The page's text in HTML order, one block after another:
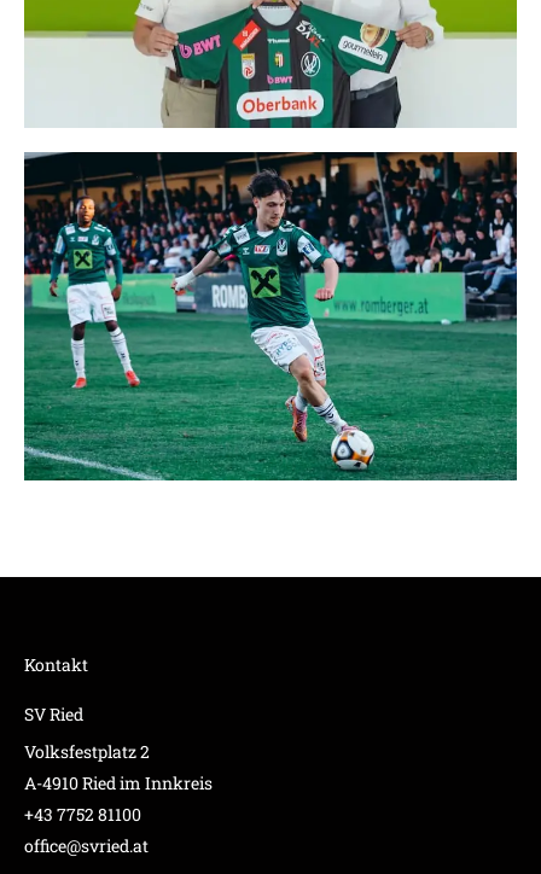
Kontakt
SV Ried
Volksfestplatz 2
A-4910 Ried im Innkreis
+43 7752 81100
office@svried.at